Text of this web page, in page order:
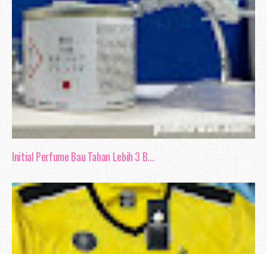
Initial Perfume Bau Tahan Lebih 3 B...